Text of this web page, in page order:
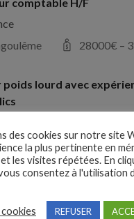
comptable H/F
28000€ –
lourd avec
de cassentin RD910
40000€
F) intinérant (Copie)
des cookies sur notre site
la plus pertinente en
les visites répétées. En
consentez à l'utilisation
REFUSER